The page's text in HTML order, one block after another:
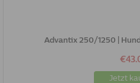
Advantix 250/1250 |
Jetzt